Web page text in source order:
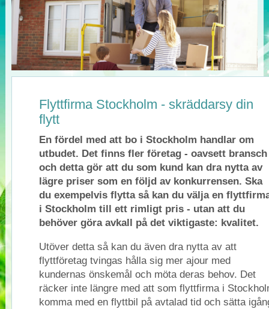
Flyttfirma Stockholm - skräddarsy din
flytt
En fördel med att bo i Stockholm handlar om
utbudet. Det finns fler företag - oavsett bransch
och detta gör att du som kund kan dra nytta av
lägre priser som en följd av konkurrensen. Ska
du exempelvis flytta så kan du välja en
i Stockholm till ett rimligt pris - utan att du
behöver göra avkall på det viktigaste: kvalitet.
Utöver detta så kan du även dra nytta av att
flyttföretag tvingas hålla sig mer ajour med
kundernas önskemål och möta deras behov. Det
räcker inte längre med att som flyttfirma i
komma med en flyttbil på avtalad tid och sätta